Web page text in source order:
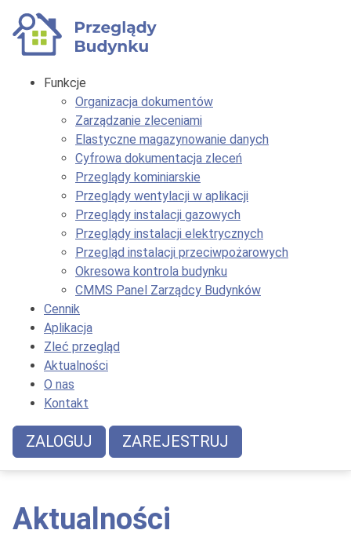
Funkcje
Organizacja dokumentów
Zarządzanie zleceniami
Elastyczne magazynowanie danych
Cyfrowa dokumentacja zleceń
Przeglądy kominiarskie
Przeglądy wentylacji w aplikacji
Przeglądy instalacji gazowych
Przeglądy instalacji elektrycznych
Przegląd instalacji przeciwpożarowych
Okresowa kontrola budynku
CMMS Panel Zarządcy Budynków
Cennik
Aplikacja
Zleć przegląd
Aktualności
O nas
Kontakt
ZALOGUJ ZAREJESTRUJ
Aktualności